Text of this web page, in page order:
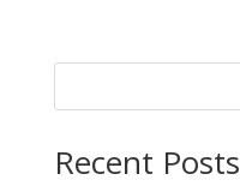
Recent Posts